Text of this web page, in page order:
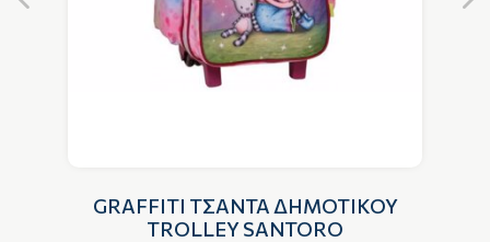
GRAFFITI ΤΣΑΝΤΑ ΔΗΜΟΤΙΚΟΥ
TROLLEY SANTORO